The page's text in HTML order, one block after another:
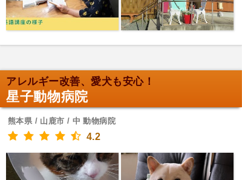
アレルギー改善、愛犬も安心！
星子動物病院
熊本県 / 山鹿市 / 中 動物病院
4.2